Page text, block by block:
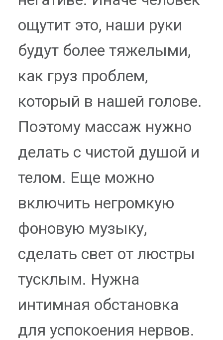
ощутит это, наши руки
будут более тяжелыми,
как груз проблем,
который в нашей голове.
Поэтому массаж нужно
делать с чистой душой и
телом. Еще можно
включить негромкую
фоновую музыку,
сделать свет от люстры
тусклым. Нужна
интимная обстановка
для успокоения нервов.